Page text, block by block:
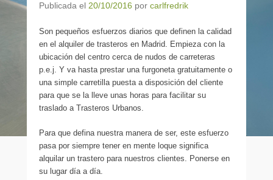
Publicada el 20/10/2016 por carlfredrik
Son pequeños esfuerzos diarios que definen la calidad
en el alquiler de trasteros en Madrid. Empieza con la
ubicación del centro cerca de nudos de carreteras
p.e.j. Y va hasta prestar una furgoneta gratuitamente o
una simple carretilla puesta a disposición del cliente
para que se la lleve unas horas para facilitar su
traslado a Trasteros Urbanos.
Para que defina nuestra manera de ser, este esfuerzo
pasa por siempre tener en mente loque significa
alquilar un trastero para nuestros clientes. Ponerse en
su lugar día a día.